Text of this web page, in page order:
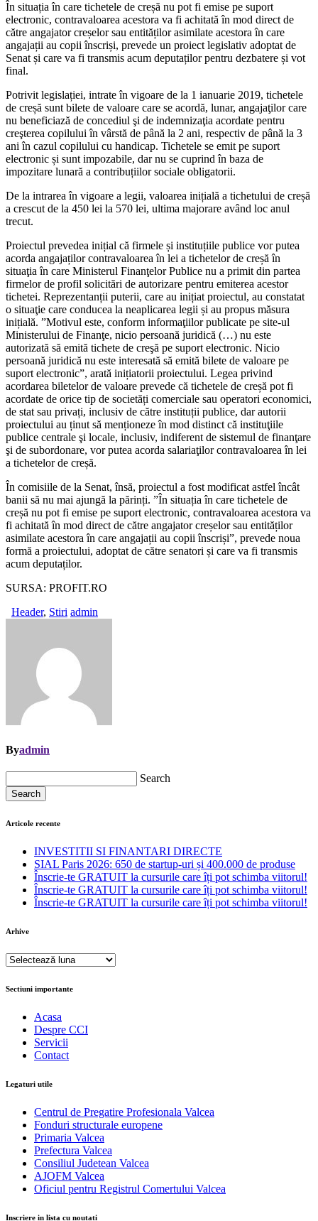
În situația în care tichetele de creșă nu pot fi emise pe suport
electronic, contravaloarea acestora va fi achitată în mod direct de
către angajator creșelor sau entităților asimilate acestora în care
angajații au copii înscriși, prevede un proiect legislativ adoptat de
Senat și care va fi transmis acum deputaților pentru dezbatere și vot
final.
Potrivit legislației, intrate în vigoare de la 1 ianuarie 2019, tichetele
de creșă sunt bilete de valoare care se acordă, lunar, angajaţilor care
nu beneficiază de concediul şi de indemnizaţia acordate pentru
creşterea copilului în vârstă de până la 2 ani, respectiv de până la 3
ani în cazul copilului cu handicap. Tichetele se emit pe suport
electronic și sunt impozabile, dar nu se cuprind în baza de
impozitare lunară a contribuțiilor sociale obligatorii.
De la intrarea în vigoare a legii, valoarea inițială a tichetului de creșă
a crescut de la 450 lei la 570 lei, ultima majorare având loc anul
trecut.
Proiectul prevedea inițial că firmele și instituțiile publice vor putea
acorda angajaților contravaloarea în lei a tichetelor de creșă în
situaţia în care Ministerul Finanţelor Publice nu a primit din partea
firmelor de profil solicitări de autorizare pentru emiterea acestor
tichetei. Reprezentanții puterii, care au inițiat proiectul, au constatat
o situaţie care conducea la neaplicarea legii și au propus măsura
inițială. ”Motivul este, conform informaţiilor publicate pe site-ul
Ministerului de Finanţe, nicio persoană juridică (…) nu este
autorizată să emită tichete de creşă pe suport electronic. Nicio
persoană juridică nu este interesată să emită bilete de valoare pe
suport electronic”, arată inițiatorii proiectului. Legea privind
acordarea biletelor de valoare prevede că tichetele de creșă pot fi
acordate de orice tip de societăți comerciale sau operatori economici,
de stat sau privați, inclusiv de către instituții publice, dar autorii
proiectului au ținut să menționeze în mod distinct că instituţiile
publice centrale şi locale, inclusiv, indiferent de sistemul de finanţare
şi de subordonare, vor putea acorda salariaţilor contravaloarea în lei
a tichetelor de creșă.
În comisiile de la Senat, însă, proiectul a fost modificat astfel încât
banii să nu mai ajungă la părinți. ”În situația în care tichetele de
creșă nu pot fi emise pe suport electronic, contravaloarea acestora va
fi achitată în mod direct de către angajator creșelor sau entităților
asimilate acestora în care angajații au copii înscriși”, prevede noua
formă a proiectului, adoptat de către senatori și care va fi transmis
acum deputaților.
SURSA: PROFIT.RO
Header, Stiri admin
Byadmin
Search
Search
Articole recente
INVESTITII SI FINANTARI DIRECTE
SIAL Paris 2026: 650 de startup-uri și 400.000 de produse
Înscrie-te GRATUIT la cursurile care îți pot schimba viitorul!
Înscrie-te GRATUIT la cursurile care îți pot schimba viitorul!
Înscrie-te GRATUIT la cursurile care îți pot schimba viitorul!
Arhive
Arhive
Sectiuni importante
Acasa
Despre CCI
Servicii
Contact
Legaturi utile
Centrul de Pregatire Profesionala Valcea
Fonduri structurale europene
Primaria Valcea
Prefectura Valcea
Consiliul Judetean Valcea
AJOFM Valcea
Oficiul pentru Registrul Comertului Valcea
Inscriere in lista cu noutati